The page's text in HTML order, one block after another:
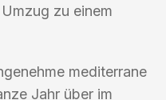
zu einem
mediterrane
Jahr über im